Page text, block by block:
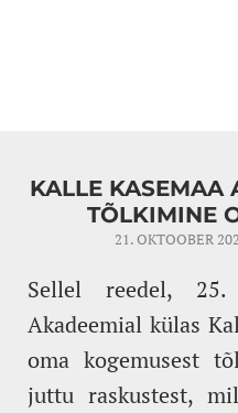
KALLE KASEMAA
TÕLKIMINE
21. OKTOOBER
Sellel reedel,
Akadeemial külas
oma kogemusest
juttu raskustest,